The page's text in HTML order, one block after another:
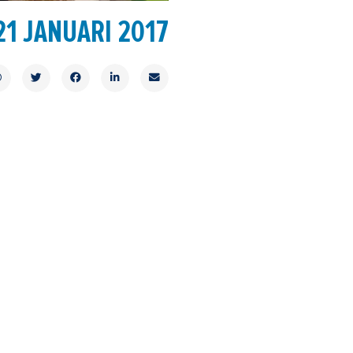
JANUARI 2017